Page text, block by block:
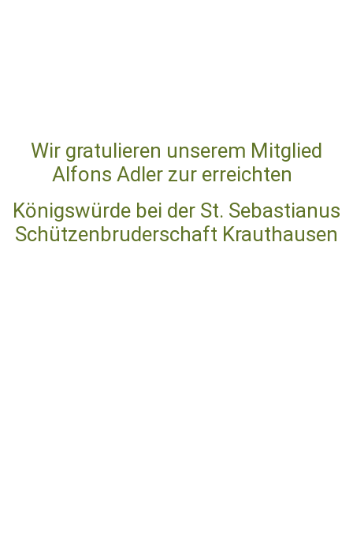
Wir gratulieren unserem Mitglied
Alfons Adler zur erreichten
Königswürde bei der St. Sebastianus
Schützenbruderschaft Krauthausen